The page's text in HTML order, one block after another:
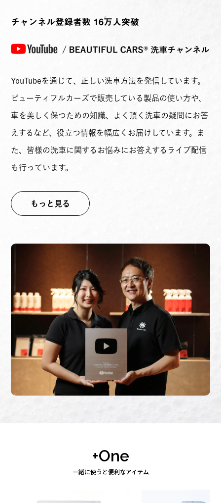
チャンネル登録者数 16万人突破
YouTubeを通じて、正しい洗車方法を発信しています。
ビューティフルカーズで販売している製品の使い方や、
車を美しく保つための知識、よく頂く洗車の疑問にお答
えするなど、役立つ情報を幅広くお届けしています。ま
た、皆様の洗車に関するお悩みにお答えするライブ配信
も行っています。
もっと見る
+One
一緒に使うと便利なアイテム